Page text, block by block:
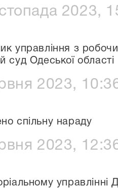
2023,
управління з
суд Одеської області
2023,
спільну нараду
2023,
управлінні